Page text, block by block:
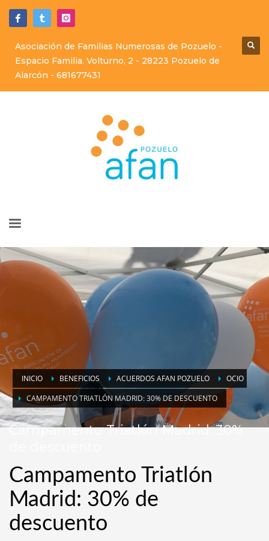
Asociación de Familias Numerosas de Pozuelo -
Espacio Familia. Volturno, 2 - 28223 Pozuelo de
Alarcón - 681677431
INICIO BENEFICIOS ACUERDOS AFAN POZUELO
OCIO
CAMPAMENTO TRIATLÓN MADRID: 30% DE DESCUENTO
Campamento Triatlón Madrid: 30%
Campamento Triatlón
Madrid: 30% de
descuento